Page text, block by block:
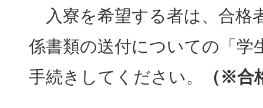
入寮を希望する者は、合格
係書類の送付についての「学
手続きしてください。
（※合